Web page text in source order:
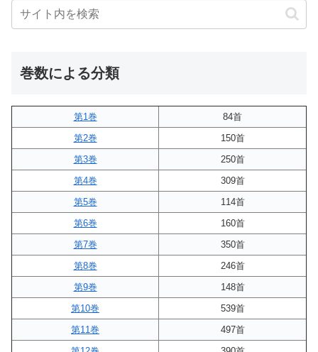
巻数による分類
第1巻
84首
第2巻
150首
第3巻
250首
第4巻
309首
第5巻
114首
第6巻
160首
第7巻
350首
第8巻
246首
第9巻
148首
第10巻
539首
第11巻
497首